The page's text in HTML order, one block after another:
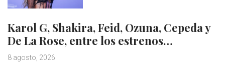
Karol G, Shakira, Feid, Ozuna, Cepeda y
De La Rose, entre los estrenos…
8 agosto, 2026